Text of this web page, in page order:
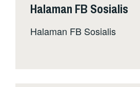
Halaman FB Sosialis
Halaman FB Sosialis